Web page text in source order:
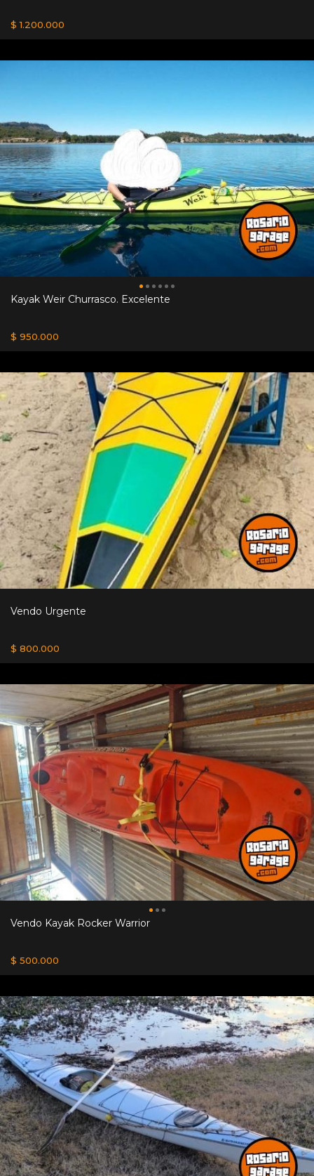
$ 1.200.000
Kayak Weir Churrasco. Excelente
$ 950.000
Vendo Urgente
$ 800.000
Vendo Kayak Rocker Warrior
$ 500.000